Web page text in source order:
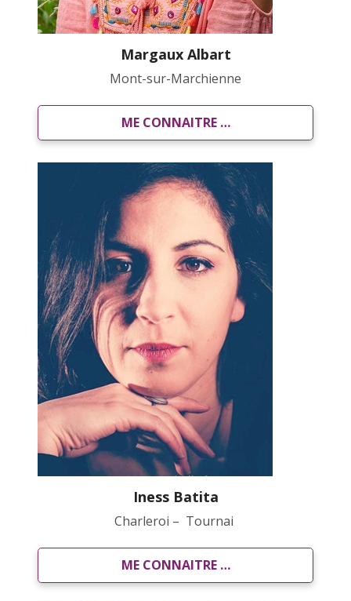
Margaux Albart
Mont-sur-Marchienne
ME CONNAITRE …
Iness Batita
Charleroi – Tournai
ME CONNAITRE …